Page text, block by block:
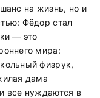
на жизнь, но и
Фёдор стал
— это
мира:
физрук,
дама
все нуждаются в